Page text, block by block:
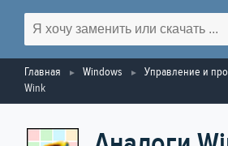
Главная Windows
Управление и
Wink